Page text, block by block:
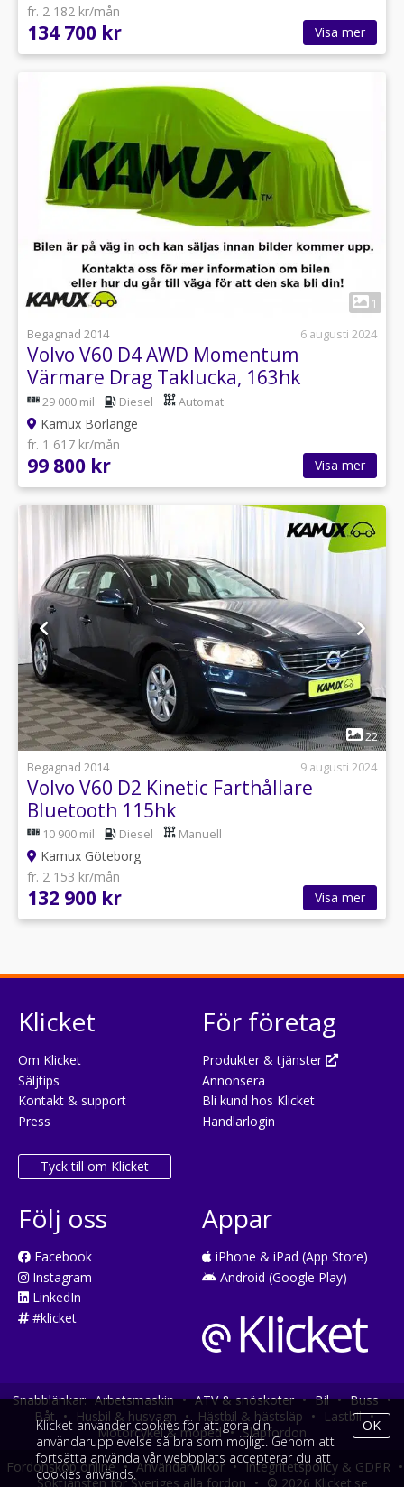
fr. 2 182 kr/mån
134 700 kr Visa mer
1
Begagnad 2014
6 augusti 2024
Volvo V60 D4 AWD Momentum
Värmare Drag Taklucka, 163hk
29 000 mil Diesel Automat
Kamux Borlänge
fr. 1 617 kr/mån
99 800 kr Visa mer
22
Begagnad 2014
9 augusti 2024
Volvo V60 D2 Kinetic Farthållare
Bluetooth 115hk
10 900 mil Diesel Manuell
Kamux Göteborg
fr. 2 153 kr/mån
132 900 kr Visa mer
Klicket
Om Klicket
Säljtips
Kontakt & support
Press
Tyck till om Klicket
För företag
Produkter & tjänster
Annonsera
Bli kund hos Klicket
Handlarlogin
Följ oss
Facebook
Instagram
LinkedIn
#klicket
Appar
iPhone & iPad (App Store)
Android (Google Play)
Snabblänkar: Arbetsmaskin • ATV & snöskoter • Bil • Buss •
Båt • Husbil & husvagn • Hästbil & hästsläp • Lastbil •
Motorcykel & moped • Släpfordon
Fordonsköp online • Användarvillkor • Integritetspolicy & GDPR •
Söktjänsten för Sveriges alla fordon • © 2026 Klicket.se
Klicket använder cookies för att göra din
användarupplevelse så bra som möjligt. Genom att
fortsätta använda vår webbplats accepterar du att
cookies används.
OK